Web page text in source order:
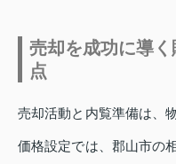
売却を成功に導
点
売却活動と内覧準備は、
価格設定では、郡山市の